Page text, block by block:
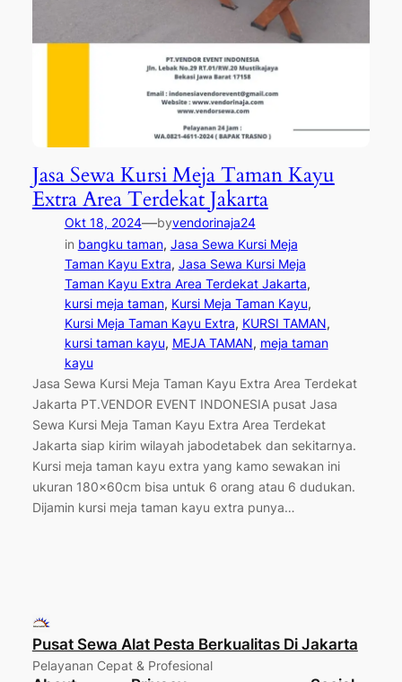
Jasa Sewa Kursi Meja Taman Kayu
Extra Area Terdekat Jakarta
Okt 18, 2024—byvendorinaja24
in bangku taman, Jasa Sewa Kursi Meja
Taman Kayu Extra, Jasa Sewa Kursi Meja
Taman Kayu Extra Area Terdekat Jakarta
kursi meja taman, Kursi Meja Taman Kayu
Kursi Meja Taman Kayu Extra, KURSI TAMAN
kursi taman kayu, MEJA TAMAN, meja taman
kayu
Jasa Sewa Kursi Meja Taman Kayu Extra Area Terdekat
Jakarta PT.VENDOR EVENT INDONESIA pusat Jasa
Sewa Kursi Meja Taman Kayu Extra Area Terdekat
Jakarta siap kirim wilayah jabodetabek dan sekitarnya.
Kursi meja taman kayu extra yang kamo sewakan ini
ukuran 180x60cm bisa untuk 6 orang atau 6 dudukan.
Dijamin kursi meja taman kayu extra punya…
Pusat Sewa Alat Pesta Berkualitas Di Jakarta
Pelayanan Cepat & Profesional